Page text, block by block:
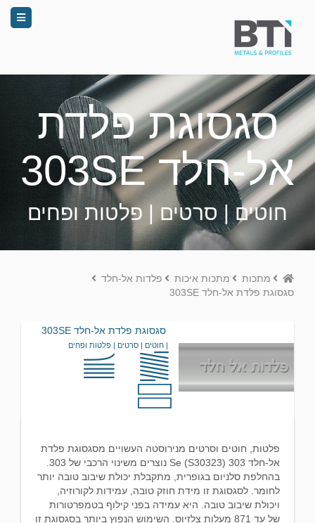
סגסוגת פלדת
אל-חלד 303SE
חוטים | סרטים | פלטות ופחים
Homeמתכות מתכות איכות
פלדות אל-חלד
סגסוגת פלדת אל-חלד 303SE
סגסוגת פלדת אל-חלד 303SE
| חוטים | סרטים | פלטות ופחים
פלטות, חוטים וסרטים מנירוסטה העשויים מסגסוגת פלדת
בהחלפת סלניום בגופרית, מתקבלת יכולת שיבוב טובה יותר
לחומר. לסגסוגת זו מידת חוזק טובה, עמידות לקורוזיה,
ויכולת שיבוב טובה. היא עמידה בפני קילוף בטמפרטורות
של עד 871 מעלות צלזיוס. השימוש הנפוץ ביותר בסגסוגת זו